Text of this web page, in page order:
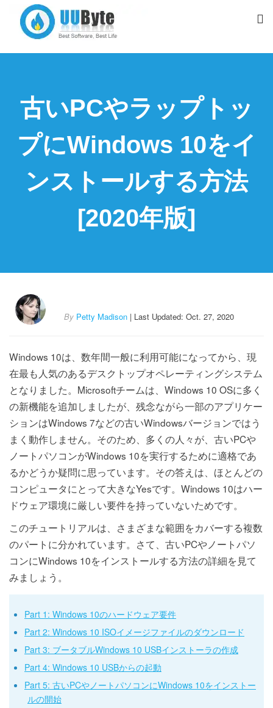
古いPCやラップトッ
プにWindows 10をイ
ンストールする方法
[2020年版]
By Petty Madison | Last Updated: Oct. 27, 2020
Windows 10は、数年間一般に利用可能になってから、現
在最も人気のあるデスクトップオペレーティングシステム
となりました。Microsoftチームは、Windows 10 OSに多く
の新機能を追加しましたが、残念ながら一部のアプリケー
ションはWindows 7などの古いWindowsバージョンではう
まく動作しません。そのため、多くの人々が、古いPCや
ノートパソコンがWindows 10を実行するために適格であ
るかどうか疑問に思っています。その答えは、ほとんどの
コンピュータにとって大きなYesです。Windows 10はハー
ドウェア環境に厳しい要件を持っていないためです。
このチュートリアルは、さまざまな範囲をカバーする複数
のパートに分かれています。さて、古いPCやノートパソ
コンにWindows 10をインストールする方法の詳細を見て
みましょう。
Part 1: Windows 10のハードウェア要件
Part 2: Windows 10 ISOイメージファイルのダウンロード
Part 3: ブータブルWindows 10 USBインストーラの作成
Part 4: Windows 10 USBからの起動
Part 5: 古いPCやノートパソコンにWindows 10をインストー
ルの開始